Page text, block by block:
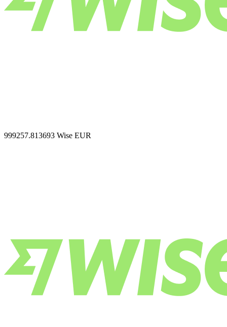
999257.813693 Wise EUR